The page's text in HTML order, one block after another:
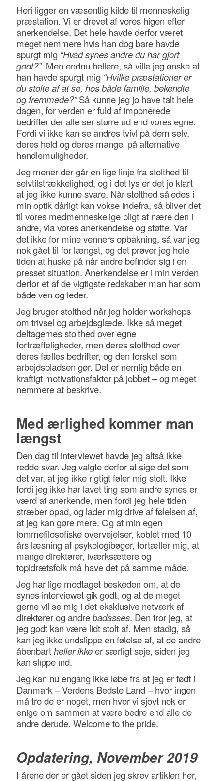
Heri ligger en væsentlig kilde til menneskelig
præstation. Vi er drevet af vores higen efter
anerkendelse. Det hele havde derfor været
meget nemmere hvis han dog bare havde
spurgt mig “Hvad synes andre du har gjort
godt?”. Men endnu hellere, så ville jeg ønske at
han havde spurgt mig “Hvilke præstationer er
du stolte af at se, hos både familie, bekendte
og fremmede?”Så kunne jeg jo have talt hele
dagen, for verden er fuld af imponerede
bedrifter der alle ser større ud end vores egne.
Fordi vi ikke kan se andres tvivl på dem selv,
deres held og deres mangel på alternative
handlemuligheder.
Jeg mener der går en lige linje fra stolthed til
selvtilstrækkelighed, og i det lys er det jo klart
at jeg ikke kunne svare. Når stolthed således i
min optik dårligt kan vokse indefra, så bliver det
til vores medmenneskelige pligt at nære den i
andre, via vores anerkendelse og støtte. Var
det ikke for mine venners opbakning, så var jeg
nok gået til for længst, og det prøver jeg hele
tiden at huske på når andre befinder sig i en
presset situation. Anerkendelse er i min verden
derfor et af de vigtigste redskaber man har som
både ven og leder.
Jeg bruger stolthed når jeg holder workshops
om trivsel og arbejdsglæde. Ikke så meget
deltagernes stolthed over egne
fortræffeligheder, men deres stolthed over
deres fælles bedrifter, og den forskel som
arbejdspladsen gør. Det er nemlig både en
kraftigt motivationsfaktor på jobbet – og meget
nemmere at beskrive.
Med ærlighed kommer man
længst
Den dag til interviewet havde jeg altså ikke
redde svar. Jeg valgte derfor at sige det som
det var, at jeg ikke rigtigt føler mig stolt. Ikke
fordi jeg ikke har lavet ting som andre synes er
værd at anerkende, men fordi jeg hele tiden
stræber opad, og lader mig drive af følelsen af,
at jeg kan gøre mere. Og at min egen
lommefilosofiske overvejelser, koblet med 10
års læsning af psykologibøger, fortæller mig, at
mange direktører, iværksættere og
topidrætsfolk må have det på samme måde.
Jeg har lige modtaget beskeden om, at de
synes interviewet gik godt, og at de meget
gerne vil se mig i det eksklusive netværk af
direktører og andrebadasses. Den tror jeg, at
jeg godt kan være lidt stolt af. Men stadig, så
kan jeg ikke undslippe en følelse af, at de andre
åbenbartheller ikkeer særligt seje, siden jeg
kan slippe ind.
Jeg kan nu engang ikke løbe fra at jeg er født i
Danmark – Verdens Bedste Land – hvor ingen
må tro de er noget, men hvor vi sjovt nok er
enige om sammen at være bedre end alle de
andre derude. Welcome to the pride.
Opdatering, November 2019
I årene der er gået siden jeg skrev artiklen her,